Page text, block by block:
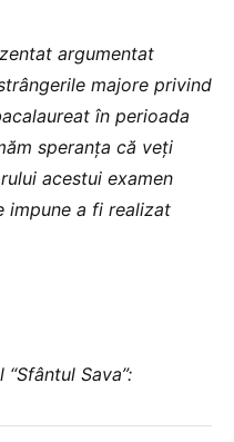
argumentat
majore privind
în perioada
speranța că veți
acestui examen
impune a fi realizat
Sava”: